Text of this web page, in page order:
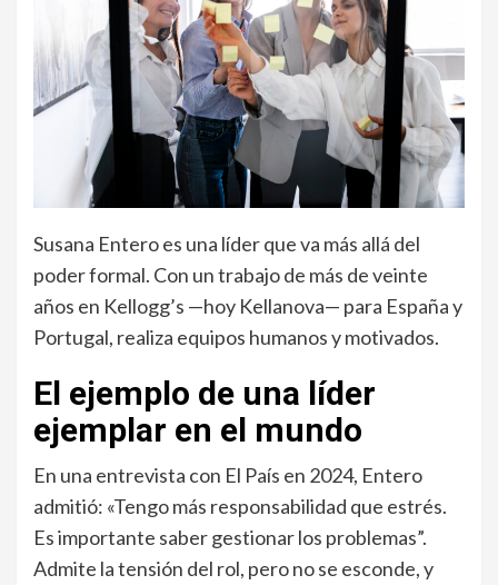
Susana Entero es una líder que va más allá del
poder formal. Con un trabajo de más de veinte
años en Kellogg’s —hoy Kellanova— para España y
Portugal, realiza equipos humanos y motivados.
El ejemplo de una líder
ejemplar en el mundo
En una entrevista con El País en 2024, Entero
admitió: «Tengo más responsabilidad que estrés.
Es importante saber gestionar los problemas”.
Admite la tensión del rol, pero no se esconde, y